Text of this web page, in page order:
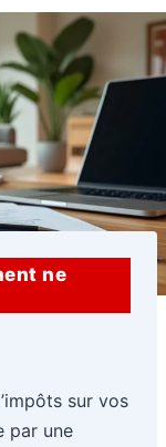
ne
sur vos
par une